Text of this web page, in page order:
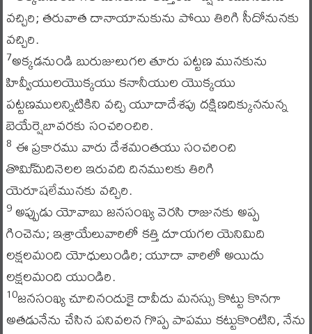
వచ్చిరి; తరువాత దానాయానుకును పోయి తిరిగి సీదోనునకు
వచ్చిరి.
7అక్కడనుండి బురుజులుగల తూరు పట్టణ మునకును
హివ్వీయులయొక్కయు కనానీయుల యొక్కయు
పట్టణములన్నిటికిని వచ్చి యూదాదేశపు దక్షిణదిక్కుననున్న
బెయేర్షెబావరకు సంచరించిరి.
8 ఈ ప్రకారము వారు దేశమంతయు సంచరించి
తొమి్మదినెలల ఇరువది దినములకు తిరిగి
యెరూషలేమునకు వచ్చిరి.
9అప్పుడు యోవాబు జనసంఖ్య వెరసి రాజునకు అప్ప
గించెను; ఇశ్రాయేలువారిలో కత్తి దూయగల యెనిమిది
లక్షలమంది యోధులుండిరి; యూదా వారిలో అయిదు
లక్షలమంది యుండిరి.
10జనసంఖ్య చూచినందుకై దావీదు మనస్సు కొట్టు కొనగా
అతడునేను చేసిన పనివలన గొప్ప పాపము కట్టుకొంటిని, నేను